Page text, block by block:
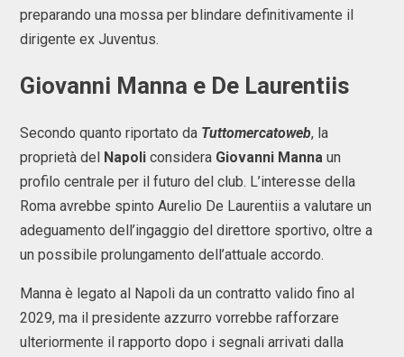
preparando una mossa per blindare definitivamente il
dirigente ex Juventus.
Giovanni Manna e De Laurentiis
Secondo quanto riportato da Tuttomercatoweb, la
proprietà del
Napoli considera Giovanni Manna un
profilo centrale per il futuro del club. L’interesse della
Roma avrebbe spinto Aurelio De Laurentiis a valutare un
adeguamento dell’ingaggio del direttore sportivo, oltre a
un possibile prolungamento dell’attuale accordo.
Manna è legato al Napoli da un contratto valido fino al
2029, ma il presidente azzurro vorrebbe rafforzare
ulteriormente il rapporto dopo i segnali arrivati dalla